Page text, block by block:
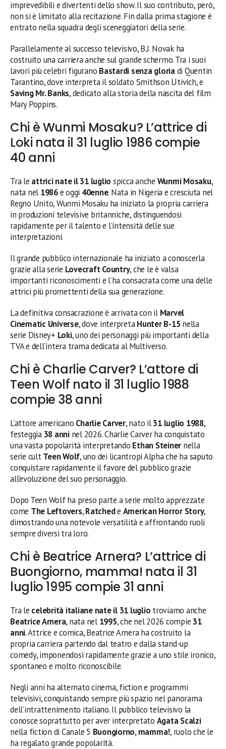
imprevedibili e divertenti dello show. Il suo contributo, però,
non si è limitato alla recitazione. Fin dalla prima stagione è
entrato nella squadra degli sceneggiatori della serie.
Parallelamente al successo televisivo, B.J. Novak ha
costruito una carriera anche sul grande schermo. Tra i suoi
lavori più celebri figurano Bastardi senza gloriadi Quentin
Tarantino, dove interpreta il soldato Smithson Utivich, e
Saving Mr. Banks, dedicato alla storia della nascita del film
Mary Poppins.
Chi è Wunmi Mosaku? L’attrice di
Loki nata il 31 luglio 1986 compie
40 anni
Tra le attrici nate il 31 luglio spicca anche Wunmi Mosaku,
nata nel 1986e oggi 40enne. Nata in Nigeria e cresciuta nel
Regno Unito, Wunmi Mosaku ha iniziato la propria carriera
in produzioni televisive britanniche, distinguendosi
rapidamente per il talento e l’intensità delle sue
interpretazioni.
Il grande pubblico internazionale ha iniziato a conoscerla
grazie alla serie Lovecraft Country, che le è valsa
importanti riconoscimenti e l’ha consacrata come una delle
attrici più promettenti della sua generazione.
La definitiva consacrazione è arrivata con il Marvel
Cinematic Universe, dove interpretaHunter B-15 nella
serie Disney+ Loki, uno dei personaggi più importanti della
TVA e dell’intera trama dedicata al Multiverso.
Chi è Charlie Carver? L’attore di
Teen Wolf nato il 31 luglio 1988
compie 38 anni
L’attore americano Charlie Carver, nato il31 luglio 1988,
festeggia 38 anninel 2026. Charlie Carver ha conquistato
una vasta popolarità interpretando Ethan Steiner nella
serie cultTeen Wolf, uno dei licantropi Alpha che ha saputo
conquistare rapidamente il favore del pubblico grazie
all’evoluzione del suo personaggio.
Dopo Teen Wolf ha preso parte a serie molto apprezzate
come The Leftovers,Ratchede American Horror Story,
dimostrando una notevole versatilità e affrontando ruoli
sempre diversi tra loro.
Chi è Beatrice Arnera? L’attrice di
Buongiorno, mamma! nata il 31
luglio 1995 compie 31 anni
Tra le celebrità italiane nate il 31 luglio troviamo anche
Beatrice Arnera, nata nel 1995, che nel 2026 compie 31
anni. Attrice e comica, Beatrice Arnera ha costruito la
propria carriera partendo dal teatro e dalla stand-up
comedy, imponendosi rapidamente grazie a uno stile ironico,
spontaneo e molto riconoscibile.
Negli anni ha alternato cinema, fiction e programmi
televisivi, conquistando sempre più spazio nel panorama
dell’intrattenimento italiano. Il pubblico televisivo la
conosce soprattutto per aver interpretato Agata Scalzi
nella fiction di Canale 5 Buongiorno, mamma!, ruolo che le
ha regalato grande popolarità.